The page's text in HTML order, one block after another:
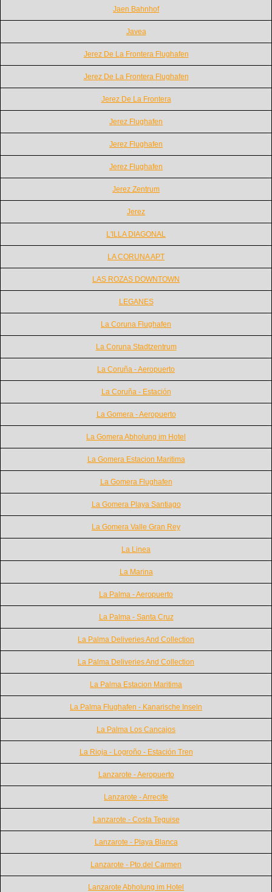
Jaen Bahnhof
Javea
Jerez De La Frontera Flughafen
Jerez De La Frontera Flughafen
Jerez De La Frontera
Jerez Flughafen
Jerez Flughafen
Jerez Flughafen
Jerez Zentrum
Jerez
L'ILLA DIAGONAL
LA CORUNA APT
LAS ROZAS DOWNTOWN
LEGANES
La Coruna Flughafen
La Coruna Stadtzentrum
La Coruña - Aeropuerto
La Coruña - Estación
La Gomera - Aeropuerto
La Gomera Abholung im Hotel
La Gomera Estacion Maritima
La Gomera Flughafen
La Gomera Playa Santiago
La Gomera Valle Gran Rey
La Linea
La Marina
La Palma - Aeropuerto
La Palma - Santa Cruz
La Palma Deliveries And Collection
La Palma Deliveries And Collection
La Palma Estacion Maritima
La Palma Flughafen - Kanarische Inseln
La Palma Los Cancajos
La Rioja - Logroño - Estación Tren
Lanzarote - Aeropuerto
Lanzarote - Arrecife
Lanzarote - Costa Teguise
Lanzarote - Playa Blanca
Lanzarote - Pto.del Carmen
Lanzarote Abholung im Hotel